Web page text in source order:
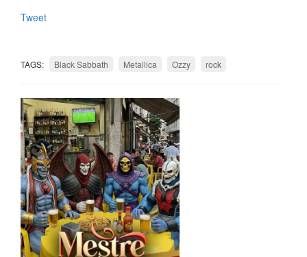
Tweet
TAGS: Black Sabbath Metallica Ozzy rock